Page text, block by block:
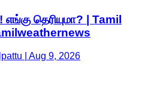
தெரியுமா? | Tamil
| Aug 9, 2026